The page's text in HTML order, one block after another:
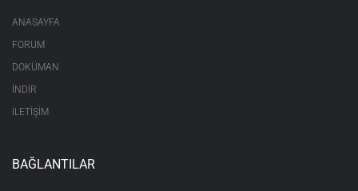
ANASAYFA
FORUM
DOKÜMAN
İNDİR
İLETİŞİM
BAĞLANTILAR